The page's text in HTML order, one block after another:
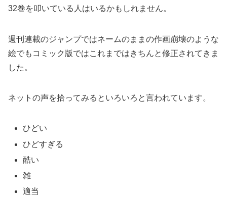
32巻を叩いている人はいるかもしれません。
週刊連載のジャンプではネームのままの作画崩壊のような
絵でもコミック版ではこれまではきちんと修正されてきま
した。
ネットの声を拾ってみるといろいろと言われています。
ひどい
ひどすぎる
酷い
雑
適当